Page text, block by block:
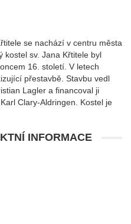
se nachází v centru města
kostel sv. Jana Křtitele byl
16. století. V letech
přestavbě. Stavbu vedl
Lagler a financoval ji
Clary-Aldringen. Kostel je
INFORMACE